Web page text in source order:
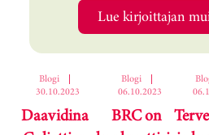
Lue kirjoittajan
Ohita korttikaruselli
Blogi
|
30.10.2023
Daavidina
Blogi
|
06.10.2023
BRC on